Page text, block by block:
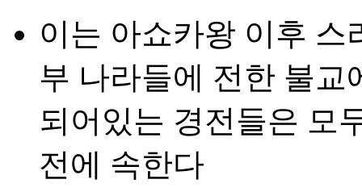
이는 아쇼카왕 이후 스
부 나라들에 전한 불교
되어있는 경전들은 모
전에 속한다